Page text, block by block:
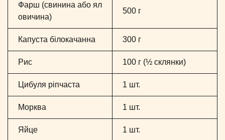
Фарш (свинина або ял
овичина)
500 г
Капуста білокачанна 300 г
Рис 100 г (½ склянки)
Цибуля ріпчаста 1 шт.
Морква 1 шт.
Яйце 1 шт.